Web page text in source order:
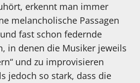
erkennt man immer
melancholische Passagen
fast schon federnde
in denen die Musiker jeweils
und zu improvisieren
jedoch so stark, dass die